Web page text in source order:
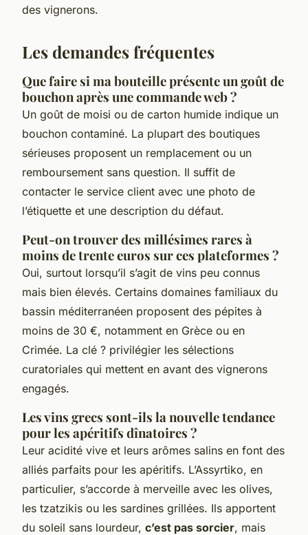
des vignerons.
Les demandes fréquentes
Que faire si ma bouteille présente un goût de
bouchon après une commande web ?
Un goût de moisi ou de carton humide indique un
bouchon contaminé. La plupart des boutiques
sérieuses proposent un remplacement ou un
remboursement sans question. Il suffit de
contacter le service client avec une photo de
l’étiquette et une description du défaut.
Peut-on trouver des millésimes rares à
moins de trente euros sur ces plateformes ?
Oui, surtout lorsqu’il s’agit de vins peu connus
mais bien élevés. Certains domaines familiaux du
bassin méditerranéen proposent des pépites à
moins de 30 €, notamment en Grèce ou en
Crimée. La clé ? privilégier les sélections
curatoriales qui mettent en avant des vignerons
engagés.
Les vins grecs sont-ils la nouvelle tendance
pour les apéritifs dînatoires ?
Leur acidité vive et leurs arômes salins en font des
alliés parfaits pour les apéritifs. L’Assyrtiko, en
particulier, s’accorde à merveille avec les olives,
les tzatzikis ou les sardines grillées. Ils apportent
du soleil sans lourdeur, c’est pas sorcier, mais